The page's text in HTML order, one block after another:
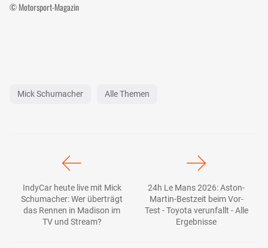
© Motorsport-Magazin
Mick Schumacher Alle Themen
IndyCar heute live mit Mick
Schumacher: Wer überträgt
das Rennen in Madison im
TV und Stream?
24h Le Mans 2026: Aston-
Martin-Bestzeit beim Vor-
Test - Toyota verunfallt - Alle
Ergebnisse